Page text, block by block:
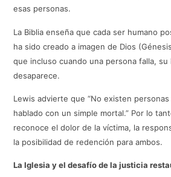
esas personas.
La Biblia enseña que cada ser humano
ha sido creado a imagen de Dios
que incluso cuando una persona falla, su
desaparece.
Lewis advierte que “No existen
hablado con un simple mortal.” Por lo
reconoce el dolor de la víctima, la
la posibilidad de redención para ambos.
La Iglesia y el desafío de la justicia